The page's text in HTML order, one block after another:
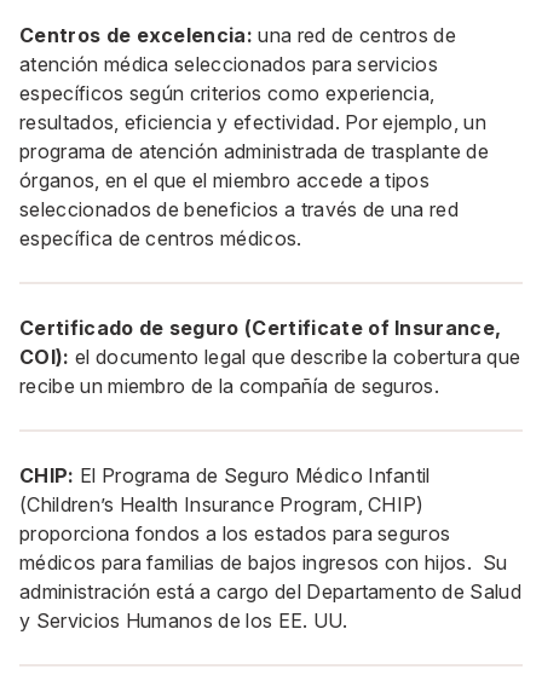
Centros de excelencia: una red de centros de
atención médica seleccionados para servicios
específicos según criterios como experiencia,
resultados, eficiencia y efectividad. Por ejemplo, un
programa de atención administrada de trasplante de
órganos, en el que el miembro accede a tipos
seleccionados de beneficios a través de una red
específica de centros médicos.
Certificado de seguro (Certificate of Insurance,
COI): el documento legal que describe la cobertura que
recibe un miembro de la compañía de seguros.
CHIP: El Programa de Seguro Médico Infantil
(Children’s Health Insurance Program, CHIP)
proporciona fondos a los estados para seguros
médicos para familias de bajos ingresos con hijos. Su
administración está a cargo del Departamento de Salud
y Servicios Humanos de los EE. UU.